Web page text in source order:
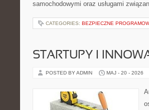
samochodowymi oraz usługami
CATEGORIES: BEZPIECZNE
STARTUPY I
POSTED BY ADMIN MAJ - 20 - 2026